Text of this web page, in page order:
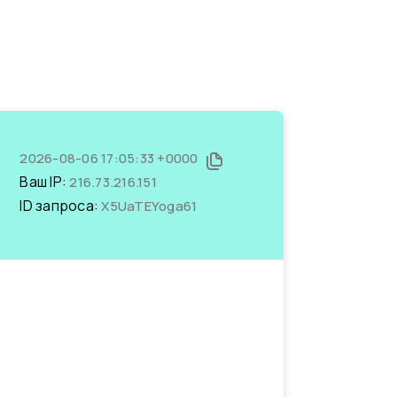
2026-08-06 17:05:33 +0000
Ваш IP:216.73.216.151
ID запроса:X5UaTEYoga61